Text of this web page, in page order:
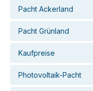
Pacht Ackerland
Pacht Grünland
Kaufpreise
Photovoltaik-Pacht